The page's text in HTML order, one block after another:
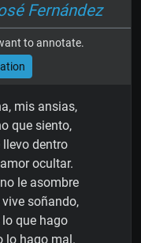
Fernández
to annotate.
mis ansias,
que siento,
llevo dentro
ocultar.
le asombre
soñando,
que hago
lo hago mal.